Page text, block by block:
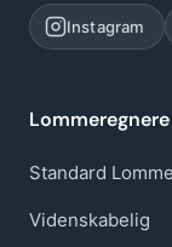
Instagram
Lommeregnere
Standard
Videnskabelig